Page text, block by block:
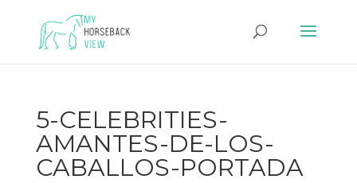
5-CELEBRITIES-
AMANTES-DE-LOS-
CABALLOS-PORTADA